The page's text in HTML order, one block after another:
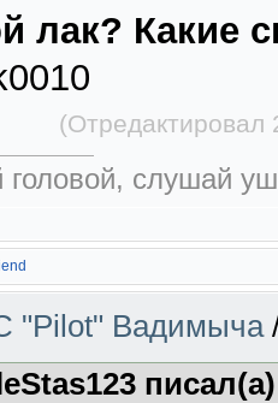
лак? Какие
головой, слушай
"Pilot" Вадимыча